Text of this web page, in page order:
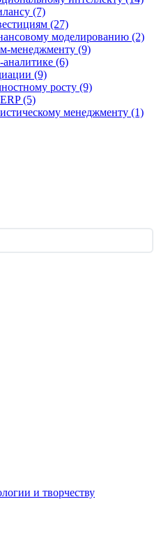
(7)
(27)
моделированию (2)
менеджменту (9)
(6)
(9)
росту (9)
(5)
менеджменту (1)
и творчеству